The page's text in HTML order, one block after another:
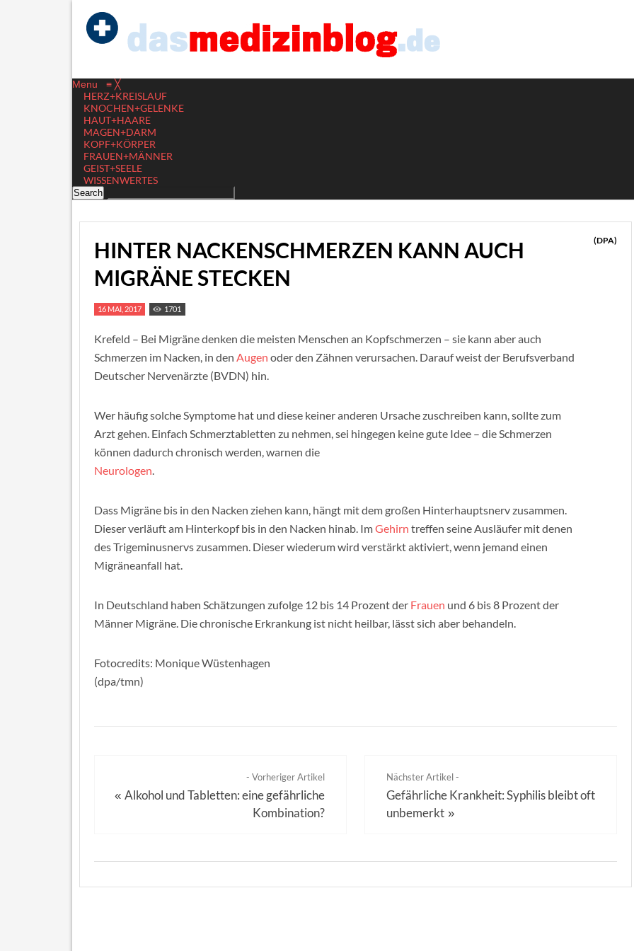
Menu ≡ ╳
HERZ+KREISLAUF
KNOCHEN+GELENKE
HAUT+HAARE
MAGEN+DARM
KOPF+KÖRPER
FRAUEN+MÄNNER
GEIST+SEELE
WISSENWERTES
HINTER NACKENSCHMERZEN KANN AUCH
MIGRÄNE STECKEN
(DPA)
16 MAI, 2017 1701
Krefeld – Bei Migräne denken die meisten Menschen an Kopfschmerzen – sie kann aber auch
Schmerzen im Nacken, in den Augen oder den Zähnen verursachen. Darauf weist der Berufsverband
Deutscher Nervenärzte (BVDN) hin.
Wer häufig solche Symptome hat und diese keiner anderen Ursache zuschreiben kann, sollte zum
Arzt gehen. Einfach Schmerztabletten zu nehmen, sei hingegen keine gute Idee – die Schmerzen
können dadurch chronisch werden, warnen die
Neurologen.
Dass Migräne bis in den Nacken ziehen kann, hängt mit dem großen Hinterhauptsnerv zusammen.
Dieser verläuft am Hinterkopf bis in den Nacken hinab. ImGehirn treffen seine Ausläufer mit denen
des Trigeminusnervs zusammen. Dieser wiederum wird verstärkt aktiviert, wenn jemand einen
Migräneanfall hat.
In Deutschland haben Schätzungen zufolge 12 bis 14 Prozent der Frauen und 6 bis 8 Prozent der
Männer Migräne. Die chronische Erkrankung ist nicht heilbar, lässt sich aber behandeln.
Fotocredits: Monique Wüstenhagen
(dpa/tmn)
- Vorheriger Artikel
« Alkohol und Tabletten: eine gefährliche
Kombination?
Nächster Artikel -
Gefährliche Krankheit: Syphilis bleibt oft
unbemerkt »